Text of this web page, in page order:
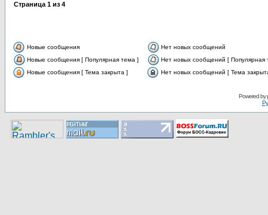
Страница 1 из 4
Новые сообщения
Нет новых сообщений
Новые сообщения [ Популярная тема ]
Нет новых сообщений [ Популярная
Новые сообщения [ Тема закрыта ]
Нет новых сообщений [ Тема
Pоwerеd by